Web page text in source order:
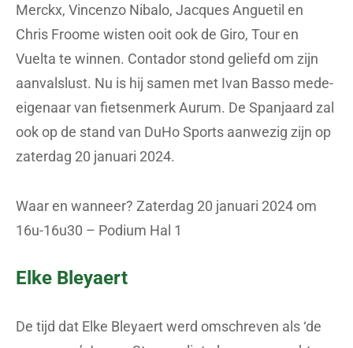
Merckx, Vincenzo Nibalo, Jacques Anguetil en
Chris Froome wisten ooit ook de Giro, Tour en
Vuelta te winnen. Contador stond geliefd om zijn
aanvalslust. Nu is hij samen met Ivan Basso mede-
eigenaar van fietsenmerk Aurum. De Spanjaard zal
ook op de stand van DuHo Sports aanwezig zijn op
zaterdag 20 januari 2024.
Waar en wanneer? Zaterdag 20 januari 2024 om
16u-16u30 – Podium Hal 1
Elke Bleyaert
De tijd dat Elke Bleyaert werd omschreven als ‘de